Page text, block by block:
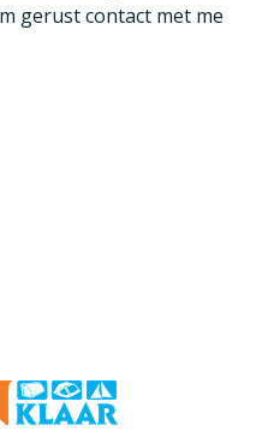
gerust contact met me